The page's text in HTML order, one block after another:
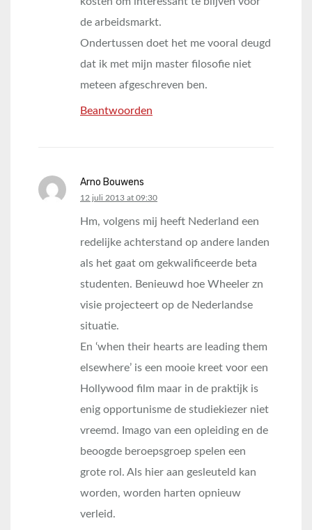
de arbeidsmarkt.
Ondertussen doet het me vooral deugd
dat ik met mijn master filosofie niet
meteen afgeschreven ben.
Beantwoorden
Arno Bouwens
says:
12 juli 2013 at 09:30
Hm, volgens mij heeft Nederland een
redelijke achterstand op andere landen
als het gaat om gekwalificeerde beta
studenten. Benieuwd hoe Wheeler zn
visie projecteert op de Nederlandse
situatie.
En ‘when their hearts are leading them
elsewhere’ is een mooie kreet voor een
Hollywood film maar in de praktijk is
enig opportunisme de studiekiezer niet
vreemd. Imago van een opleiding en de
beoogde beroepsgroep spelen een
grote rol. Als hier aan gesleuteld kan
worden, worden harten opnieuw
verleid.